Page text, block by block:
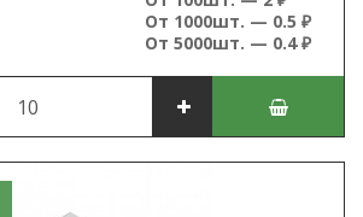
От 1000шт. — 0.5 ₽
От 5000шт. — 0.4 ₽